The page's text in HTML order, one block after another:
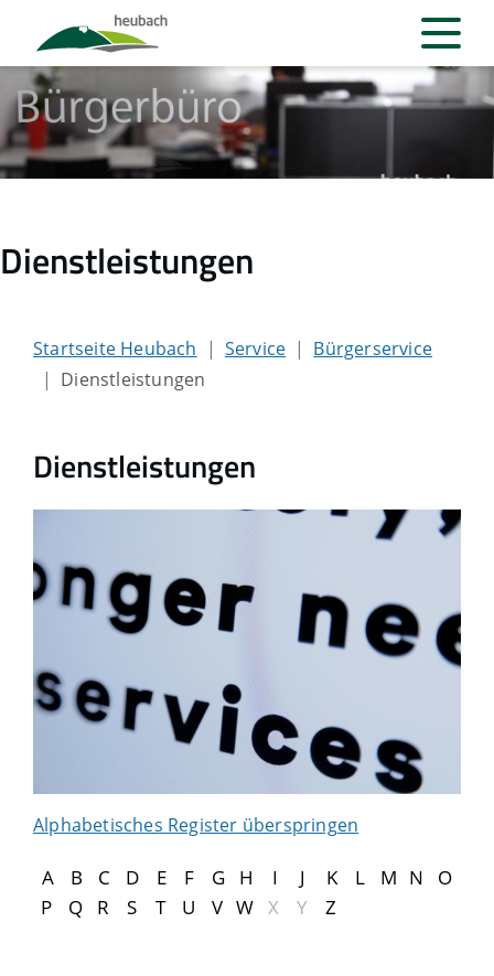
Dienstleistungen
Startseite Heubach Service
Bürgerservice
Dienstleistungen
Dienstleistungen
Alphabetisches Register überspringen
A B C D E F G H I J K L M N
O
P
Q R S T U V W X Y Z